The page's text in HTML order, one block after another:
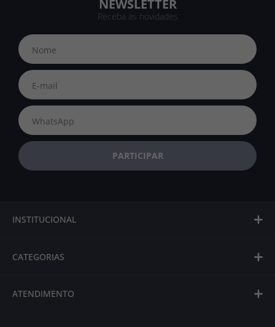
NEWSLETTER
Receba as novidades
INSTITUCIONAL
CATEGORIAS
ATENDIMENTO